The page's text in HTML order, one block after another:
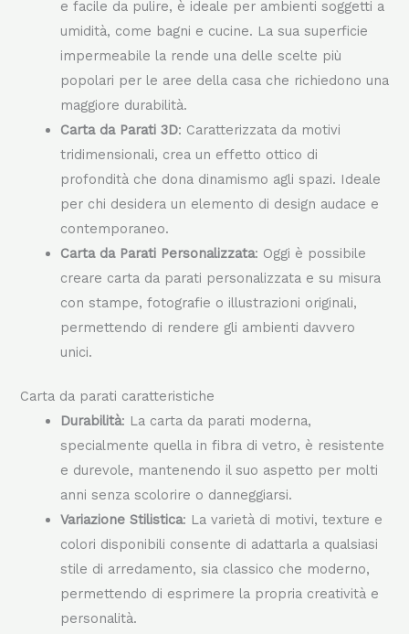
Carta da Parati in Fibra di Vetro: Molto resistente
e facile da pulire, è ideale per ambienti soggetti a
umidità, come bagni e cucine. La sua superficie
impermeabile la rende una delle scelte più
popolari per le aree della casa che richiedono una
maggiore durabilità.
Carta da Parati 3D: Caratterizzata da motivi
tridimensionali, crea un effetto ottico di
profondità che dona dinamismo agli spazi. Ideale
per chi desidera un elemento di design audace e
contemporaneo.
Carta da Parati Personalizzata: Oggi è possibile
creare carta da parati personalizzata e su misura
con stampe, fotografie o illustrazioni originali,
permettendo di rendere gli ambienti davvero
Carta da parati caratteristiche
Durabilità: La carta da parati moderna,
specialmente quella in fibra di vetro, è resistente
e durevole, mantenendo il suo aspetto per molti
anni senza scolorire o danneggiarsi.
Variazione Stilistica: La varietà di motivi, texture e
colori disponibili consente di adattarla a qualsiasi
stile di arredamento, sia classico che moderno,
permettendo di esprimere la propria creatività e